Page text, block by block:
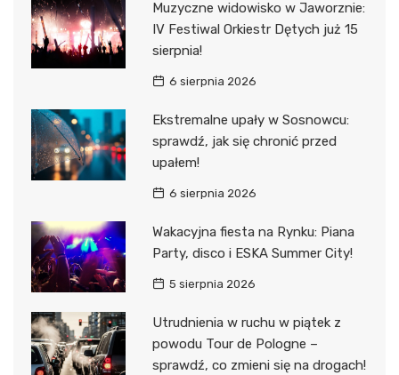
Muzyczne widowisko w Jaworznie:
IV Festiwal Orkiestr Dętych już 15
sierpnia!
6 sierpnia 2026
Ekstremalne upały w Sosnowcu:
sprawdź, jak się chronić przed
upałem!
6 sierpnia 2026
Wakacyjna fiesta na Rynku: Piana
Party, disco i ESKA Summer City!
5 sierpnia 2026
Utrudnienia w ruchu w piątek z
powodu Tour de Pologne –
sprawdź, co zmieni się na drogach!